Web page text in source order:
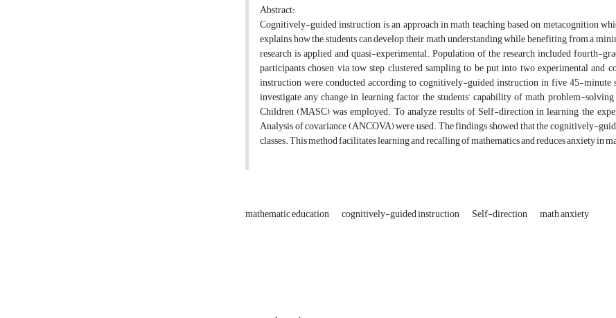
Abstract:
Cognitively-guided instruction is an approach in math teaching based on metacognition
explains how the students can develop their math understanding while benefiting from a
research is applied and quasi-experimental. Population of the research included
participants chosen via tow step clustered sampling to be put into two experimental
instruction were conducted according to cognitively-guided instruction in five 45-
investigate any change in learning factor, the students’ capability of math problem-
Children (MASC) was employed. To analyze results of Self-direction in learning, the
Analysis of covariance (ANCOVA) were used. The findings showed that the cognitively-
classes. This method facilitates learning and recalling of mathematics and reduces anxiety in
mathematic education cognitively-guided instruction Self-direction math anxiety